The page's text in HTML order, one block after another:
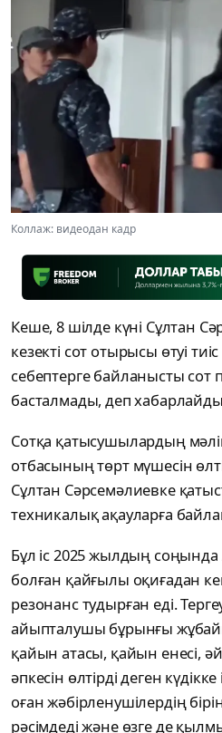
Коллаж: видеодан кадр
Кеше, 8 шілде күні Сұлтан
кезекті сот отырысы өтуі
себептерге байланысты сот
басталмады, деп хабарлайды
Сотқа қатысушылардың
отбасының төрт мүшесін
Сұлтан Сәрсемәлиевке
техникалық ақауларға
Бұл іс 2025 жылдың
болған қайғылы оқиғадан
резонанс тудырған еді.
айыпталушы бұрынғы
қайын атасы, қайын енесі,
әпкесін өлтірді деген
оған жәбірленушілердің
рәсімдеді және өзге де